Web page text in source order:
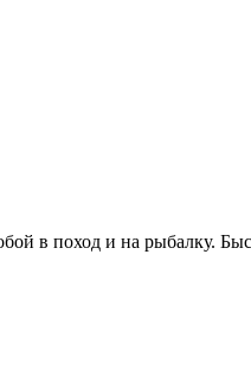
в поход и на рыбалку.